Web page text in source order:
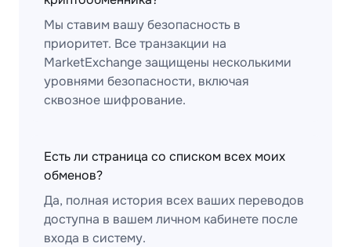
Мы ставим вашу безопасность в
приоритет. Все транзакции на
MarketExchange защищены несколькими
уровнями безопасности, включая
сквозное шифрование.
Есть ли страница со списком всех моих
обменов?
Да, полная история всех ваших переводов
доступна в вашем личном кабинете после
входа в систему.